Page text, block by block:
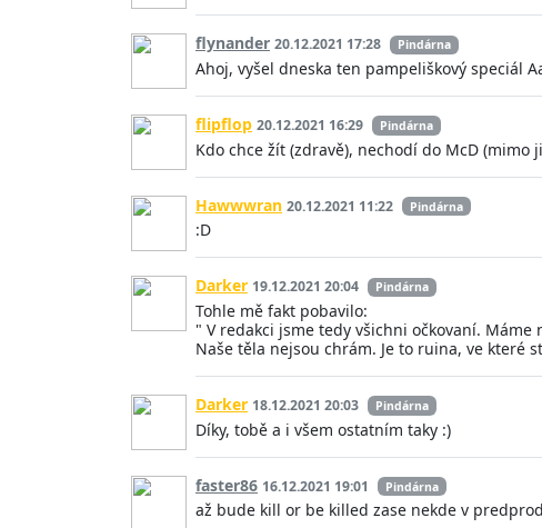
flynander 20.12.2021 17:28 Pindárna
Ahoj, vyšel dneska ten pampeliškový speciál
flipflop 20.12.2021 16:29 Pindárna
Kdo chce žít (zdravě), nechodí do McD (mimo
Hawwwran 20.12.2021 11:22 Pindárna
:D
Darker 19.12.2021 20:04 Pindárna
Tohle mě fakt pobavilo:
" V redakci jsme tedy všichni očkovaní.
Naše těla nejsou chrám. Je to ruina, ve které
Darker 18.12.2021 20:03 Pindárna
Díky, tobě a i všem ostatním taky :)
faster86 16.12.2021 19:01 Pindárna
až bude kill or be killed zase nekde v